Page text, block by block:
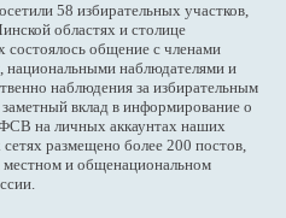
58 избирательных участков,
областях и столице
состоялось общение с членами
национальными наблюдателями и
наблюдения за избирательным
вклад в информирование о
на личных аккаунтах наших
размещено более 200 постов,
местном и общенациональном